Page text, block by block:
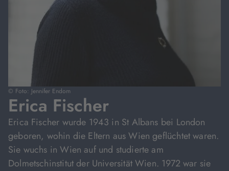
© Foto: Jennifer Endom
Erica Fischer
Erica Fischer wurde 1943 in St Albans bei London
geboren, wohin die Eltern aus Wien geflüchtet waren.
Sie wuchs in Wien auf und studierte am
Dolmetschinstitut der Universität Wien. 1972 war sie